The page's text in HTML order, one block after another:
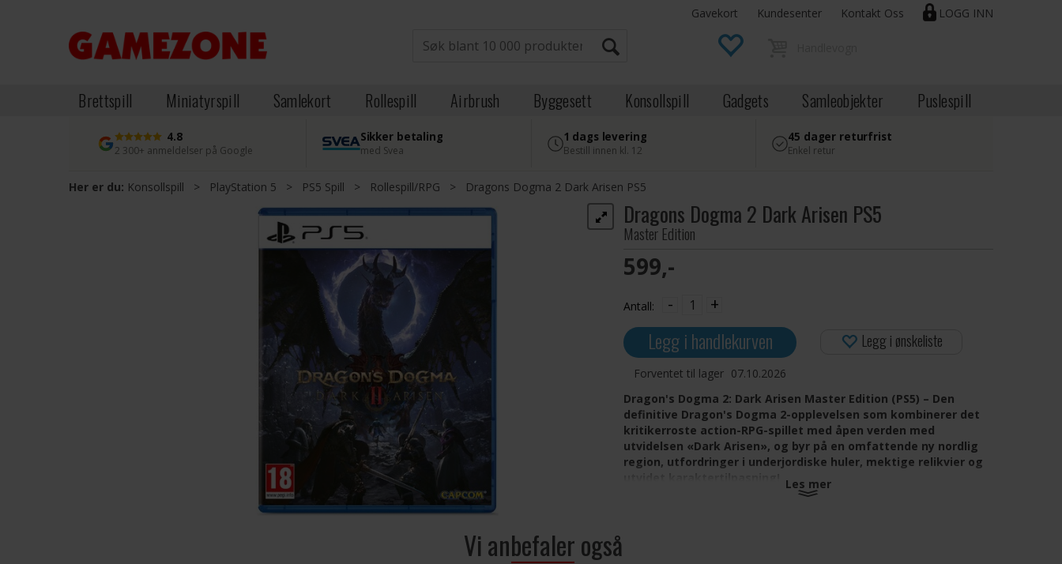
LOGG INN
Gavekort Kundesenter Kontakt Oss
Brettspill Miniatyrspill Samlekort Rollespill Airbrush Byggesett Konsollspill Gadgets Samleobjekter Puslespill
4.8
2 300+ anmeldelser på Google
Sikker betaling
med Svea
1 dags levering
Bestill innen kl. 12
45 dager returfrist
Enkel retur
Her er du: Konsollspill > PlayStation 5 > PS5 Spill > Rollespill/RPG > Dragons Dogma 2 Dark Arisen PS5
Dragons Dogma 2 Dark Arisen PS5
Master Edition
599,-
Antall: - +
Legg i handlekurven
Forventet til lager 07.10.2026
Legg i ønskeliste
Dragon's Dogma 2: Dark Arisen Master Edition (PS5) – Den
definitive Dragon's Dogma 2-opplevelsen som kombinerer det
kritikerroste action-RPG-spillet med åpen verden med
utvidelsen «Dark Arisen», og byr på en omfattende ny nordlig
region, utfordringer i underjordiske huler, mektige relikvier og
Les mer
Vi anbefaler også